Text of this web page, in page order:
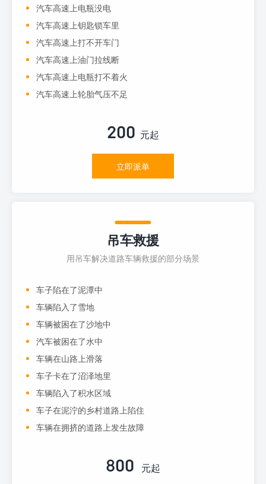
汽车高速上电瓶没电
汽车高速上钥匙锁车里
汽车高速上打不开车门
汽车高速上油门拉线断
汽车高速上电瓶打不着火
汽车高速上轮胎气压不足
200 元起
立即派单
吊车救援
用吊车解决道路车辆救援的部分场景
车子陷在了泥潭中
车辆陷入了雪地
车辆被困在了沙地中
汽车被困在了水中
车辆在山路上滑落
车子卡在了沼泽地里
车辆陷入了积水区域
车子在泥泞的乡村道路上陷住
车辆在拥挤的道路上发生故障
800 元起